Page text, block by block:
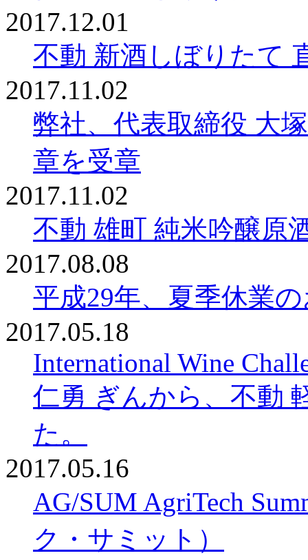
2017.12.01
不動 新酒しぼりたて
2017.11.02
弊社、代表取締役 大
章を受章
2017.11.02
不動 雄町 純米吟醸原
2017.08.08
平成29年、夏季休業
2017.05.18
International Wine
仁勇 ぎんから、不動
た。
2017.05.16
AG/SUM AgriTech
ク・サミット）